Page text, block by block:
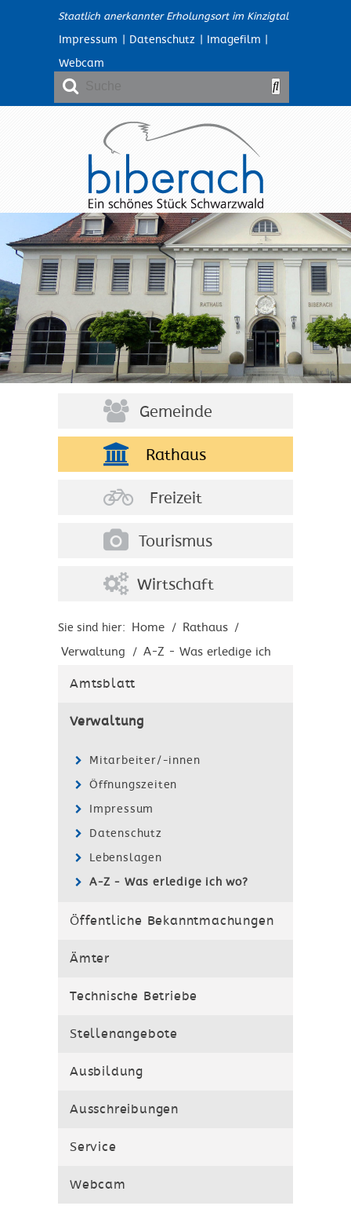
Staatlich anerkannter Erholungsort im Kinzigtal
Impressum | Datenschutz | Imagefilm |
Webcam
Gemeinde
Rathaus
Freizeit
Tourismus
Wirtschaft
Sie sind hier: Home / Rathaus /
Verwaltung / A-Z - Was erledige ich
Amtsblatt
Verwaltung
Mitarbeiter/-innen
Öffnungszeiten
Impressum
Datenschutz
Lebenslagen
A-Z - Was erledige ich wo?
Öffentliche Bekanntmachungen
Ämter
Technische Betriebe
Stellenangebote
Ausbildung
Ausschreibungen
Service
Webcam